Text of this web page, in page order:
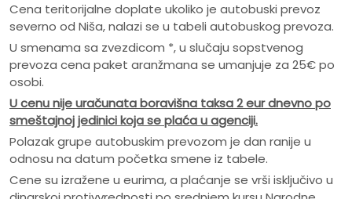
Cena teritorijalne doplate ukoliko je autobuski prevoz
severno od Niša, nalazi se u tabeli autobuskog prevoza.
U smenama sa zvezdicom *, u slučaju sopstvenog
prevoza cena paket aranžmana se umanjuje za 25€ po
osobi.
U cenu nije uračunata boravišna taksa 2 eur dnevno po
smeštajnoj jedinici koja se plaća u agenciji.
Polazak grupe autobuskim prevozom je dan ranije u
odnosu na datum početka smene iz tabele.
Cene su izražene u eurima, a plaćanje se vrši isključivo u